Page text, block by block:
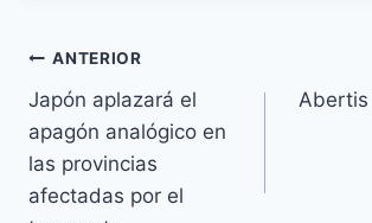
Navegación
de
entradas
ANTERIOR
Japón aplazará el
apagón analógico en
las provincias
afectadas por el